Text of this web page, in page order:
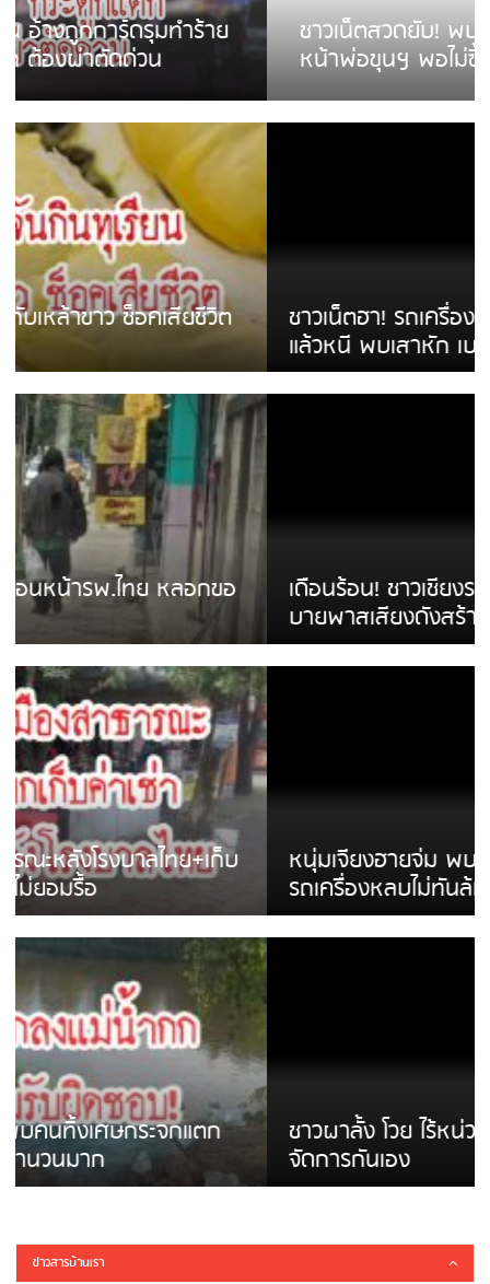
ชาวเน็ตสวดยับ! พบพม่าเร่ขายพวงมาลัย
หน้าพ่อขุนฯ พอไม่ซื้อเดินตาม
ชาวเน็ตฮา! รถเครื่องแม่สายชนป้ายร้านโลงศพ
แล้วหนี พบเสาหัก เบรคหัก หวิดได้ใช้บริการ
เดือนร้อน! ชาวเชียงรายบ่นรถ Isuzu สีขาวซิ่ง
บายพาสเสียงดังสร้างความรำคาญ
หนุ่มเจียงฮายจ่ม พบถังน้ำดื่มตกกลางถนน
รถเครื่องหลบไม่ทันล้มบาดเจ็บ
ชาวผาลั้ง โวย ไร้หน่วยงานดูแล ดินสไลด์ ต้อง
จัดการกันเอง
ข่าวสารบ้านเรา